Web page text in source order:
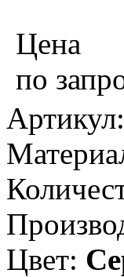
Цена
по
Артикул:
Цвет: